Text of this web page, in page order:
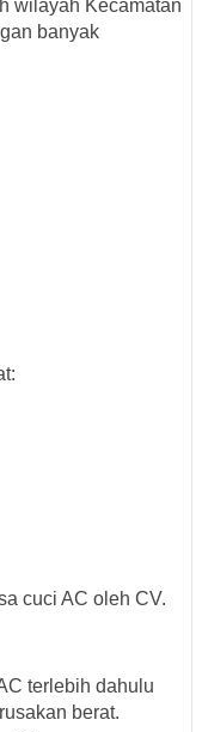
wilayah Kecamatan
banyak
cuci AC oleh CV.
terlebih dahulu
berat.